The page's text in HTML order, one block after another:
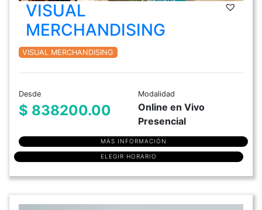
VISUAL
MERCHANDISING
VISUAL MERCHANDISING
Desde
$ 838200.00
Modalidad
Online en Vivo
Presencial
MÁS INFORMACIÓN
ELEGIR HORARIO